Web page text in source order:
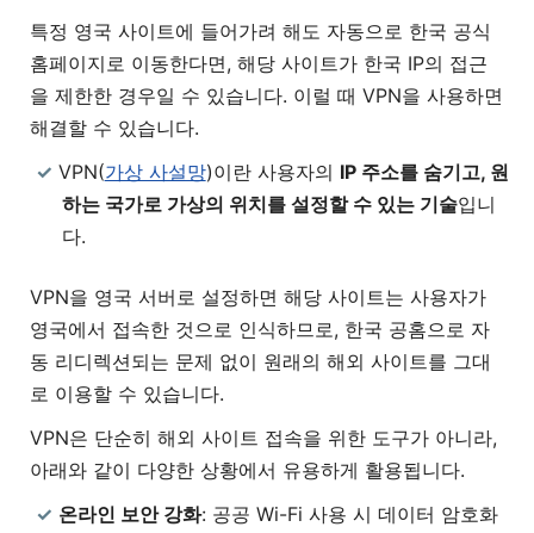
특정 영국 사이트에 들어가려 해도 자동으로 한국 공식
홈페이지로 이동한다면, 해당 사이트가 한국 IP의 접근
을 제한한 경우일 수 있습니다. 이럴 때 VPN을 사용하면
해결할 수 있습니다.
VPN(가상 사설망)이란 사용자의 IP 주소를 숨기고, 원
하는 국가로 가상의 위치를 설정할 수 있는 기술입니
다.
VPN을 영국 서버로 설정하면 해당 사이트는 사용자가
영국에서 접속한 것으로 인식하므로, 한국 공홈으로 자
동 리디렉션되는 문제 없이 원래의 해외 사이트를 그대
로 이용할 수 있습니다.
VPN은 단순히 해외 사이트 접속을 위한 도구가 아니라,
아래와 같이 다양한 상황에서 유용하게 활용됩니다.
온라인 보안 강화: 공공 Wi-Fi 사용 시 데이터 암호화